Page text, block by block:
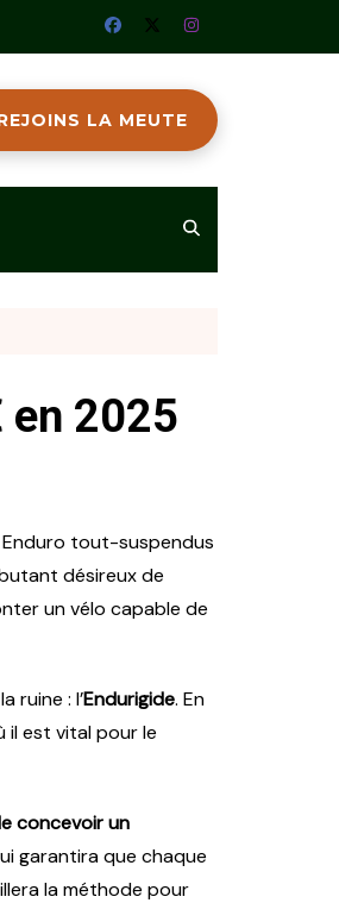
LA MEUTE
en 2025
Enduro tout-suspendus
désireux de
un vélo capable de
ruine : l’Endurigide. En
il est vital pour le
concevoir un
garantira que chaque
la méthode pour